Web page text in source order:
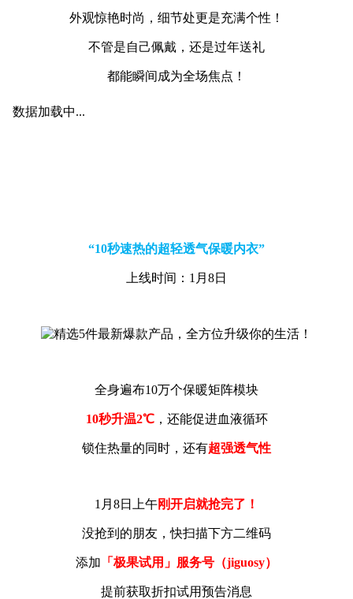
外观惊艳时尚，细节处更是充满个性！
不管是自己佩戴，还是过年送礼
都能瞬间成为全场焦点！
“10秒速热的超轻透气保暖内衣”
上线时间：1月8日
全身遍布10万个保暖矩阵模块
10秒升温2℃，还能促进血液循环
锁住热量的同时，还有超强透气性
1月8日上午刚开启就抢完了！
没抢到的朋友，快扫描下方二维码
添加 「极果试用」服务号（jiguosy）
提前获取折扣试用预告消息